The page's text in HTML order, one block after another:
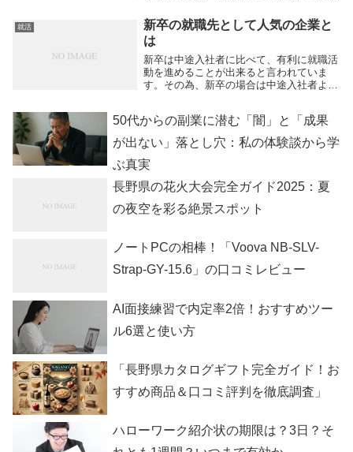
は書類審査を突破するところから始まりま
すから、採用担当者の方の目にとまる書類
作りが必須と...
就活
新卒の就職先として人気の企業と
は
新卒は中途入社者に比べて、有利に就職活
動を進めることが出来ると言われていま
す。その為、新卒の場合は中途入社者より
うちで一度しか出来ないので、そのメリッ
トを十分に生か...
50代からの副業に潜む「闇」と「成果
が出ない」落とし穴：私の体験談から学
ぶ真実
長野県の花火大会完全ガイド2025：夏
の夜空を彩る絶景スポット
ノートPCの相棒！「Voova NB-SLV-
Strap-GY-15.6」の口コミレビュー
AI面接練習で内定率2倍！おすすめツー
ル6選と使い方
「長野県カタログギフト完全ガイド！お
すすめ商品＆口コミ評判を徹底調査」
ハローワーク紹介状の期限は？3日？そ